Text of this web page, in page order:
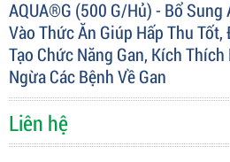
AQUA®G (500 G/hủ) - Bổ Sung
Vào Thức Ăn Giúp Hấp Thu
Tạo Chức Năng Gan, Kích
Ngừa Các Bệnh Về Gan
Liên hệ